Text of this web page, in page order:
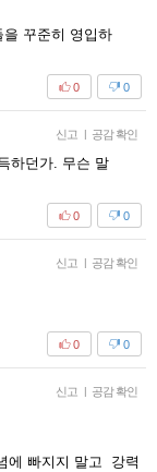
꾸준히 영입하
0
0
신고 | 공감 확인
하던가. 무슨 말
0
0
신고 | 공감 확인
0
0
신고 | 공감 확인
에 빠지지 말고 강력